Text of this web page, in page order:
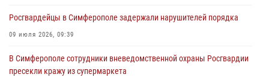
Росгвардейцы в Симферополе задержали нарушителей порядка
09 июля 2026, 09:39
В Симферополе сотрудники вневедомственной охраны Росгвардии
пресекли кражу из супермаркета